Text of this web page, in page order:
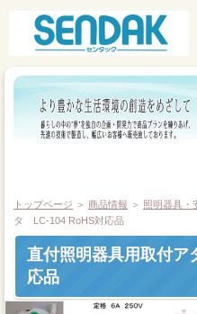
商品情報
お客様サポート
トップページ ＞ 商品情報 ＞ 照明器具・
タ LC-104 RoHS対応品
直付照明器具用取付
応品